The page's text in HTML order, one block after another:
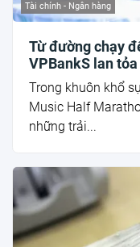
Tài chính - Ngân hàng
Từ đường chạy
VPBankS lan
Trong khuôn khổ
Music Half
những trải...